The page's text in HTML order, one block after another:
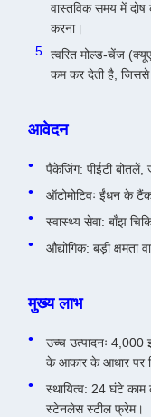
वास्तविक समय में दोष
करना।
त्वरित मोल्ड-चेंज
कम कर देती है, जिससे
आवेदन
पैकेजिंग: पीईटी
ऑटोमोटिवः ईंधन के
स्वास्थ्य सेवा: बाँझ
औद्योगिक: बड़ी क्षमता
मुख्य लाभ
उच्च उत्पादनः 4,000
के आकार के आधार पर
स्थायित्व: 24 घंटे
स्टेनलेस स्टील फ्रेम।